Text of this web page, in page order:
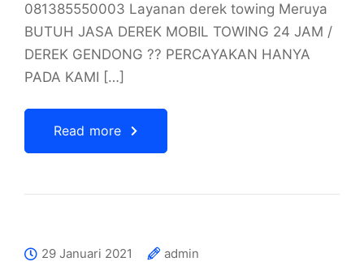
081385550003 Layanan derek towing Meruya
BUTUH JASA DEREK MOBIL TOWING 24 JAM /
DEREK GENDONG ?? PERCAYAKAN HANYA
PADA KAMI […]
Read more
29 Januari 2021
admin